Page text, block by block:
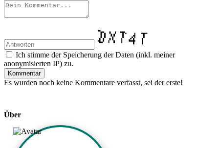
Ich stimme der Speicherung der Daten (inkl. meiner
anonymisierten IP) zu.
Kommentar
Es wurden noch keine Kommentare verfasst, sei der erste!
Über